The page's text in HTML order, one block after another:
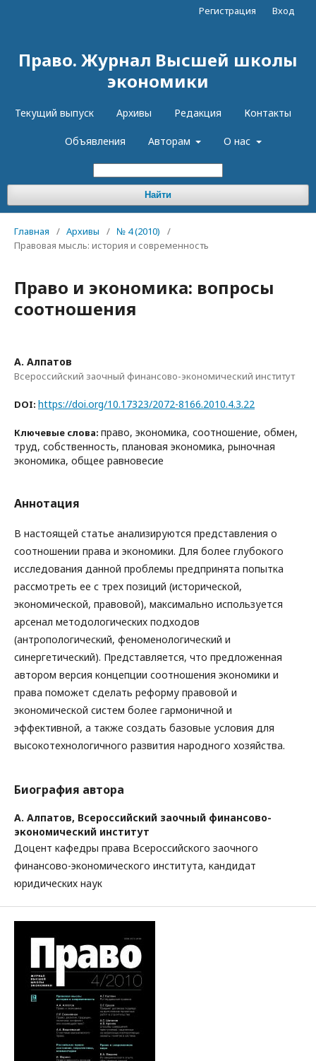
Право. Журнал Высшей школы
экономики
Текущий выпуск Архивы Редакция Контакты
Объявления Авторам О нас
Найти
Регистрация Вход
Главная / Архивы / № 4 (2010)
/
Правовая мысль: история и современность
Право и экономика: вопросы
соотношения
А. Алпатов
Всероссийский заочный финансово-экономический институт
DOI: https://doi.org/10.17323/2072-8166.2010.4.3.22
Ключевые слова: право, экономика, соотношение, обмен,
труд, собственность, плановая экономика, рыночная
экономика, общее равновесие
Аннотация
В настоящей статье анализируются представления о
соотношении права и экономики. Для более глубокого
исследования данной проблемы предпринята попытка
рассмотреть ее с трех позиций (исторической,
экономической, правовой), максимально используется
арсенал методологических подходов
(антропологический, феноменологический и
синергетический). Представляется, что предложенная
автором версия концепции соотношения экономики и
права поможет сделать реформу правовой и
экономической систем более гармоничной и
эффективной, а также создать базовые условия для
высокотехнологичного развития народного хозяйства.
Биография автора
А. Алпатов, Всероссийский заочный финансово-
экономический институт
Доцент кафедры права Всероссийского заочного
финансово-экономического института, кандидат
юридических наук